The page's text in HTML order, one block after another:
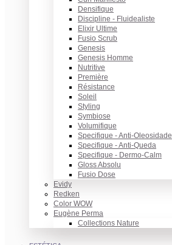
Densifique
Discipline - Fluidealiste
Elixir Ultime
Fusio Scrub
Genesis
Genesis Homme
Nutritive
Première
Résistance
Soleil
Styling
Symbiose
Volumifique
Specifique - Anti-Oleosidade
Specifique - Anti-Queda
Specifique - Dermo-Calm
Gloss Absolu
Fusio Dose
Evidy
Redken
Color WOW
Eugène Perma
Collections Nature